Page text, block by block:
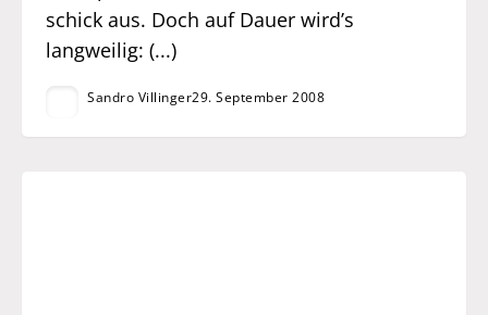
schick aus. Doch auf Dauer wird’s
langweilig: (...)
Sandro Villinger29. September 2008